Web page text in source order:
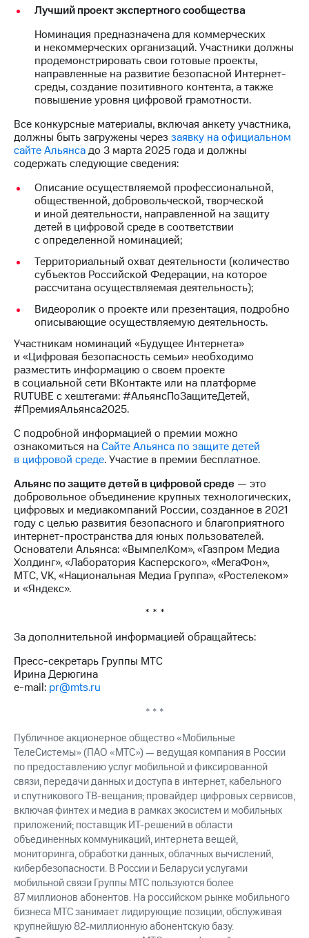
Лучший проект экспертного сообщества
Номинация предназначена для коммерческих
и некоммерческих организаций. Участники должны
продемонстрировать свои готовые проекты,
направленные на развитие безопасной Интернет-
среды, создание позитивного контента, а также
повышение уровня цифровой грамотности.
Все конкурсные материалы, включая анкету участника,
должны быть загружены через заявку на официальном
сайте Альянсадо 3 марта 2025 года и должны
содержать следующие сведения:
Описание осуществляемой профессиональной,
общественной, добровольческой, творческой
и иной деятельности, направленной на защиту
детей в цифровой среде в соответствии
с определенной номинацией;
Территориальный охват деятельности (количество
субъектов Российской Федерации, на которое
рассчитана осуществляемая деятельность);
Видеоролик о проекте или презентация, подробно
описывающие осуществляемую деятельность.
Участникам номинаций «Будущее Интернета»
и «Цифровая безопасность семьи» необходимо
разместить информацию о своем проекте
в социальной сети ВКонтакте или на платформе
RUTUBE с хештегами: #АльянсПоЗащитеДетей,
#ПремияАльянса2025.
С подробной информацией о премии можно
ознакомиться наСайте Альянса по защите детей
в цифровой среде. Участие в премии бесплатное.
Альянс по защите детей в цифровой среде — это
добровольное объединение крупных технологических,
цифровых и медиакомпаний России, созданное в 2021
году с целью развития безопасного и благоприятного
интернет-пространства для юных пользователей.
Основатели Альянса: «ВымпелКом», «Газпром Медиа
Холдинг», «Лаборатория Касперского», «МегаФон»,
МТС, VK, «Национальная Медиа Группа», «Ростелеком»
и «Яндекс».
* * *
За дополнительной информацией обращайтесь:
Пресс-секретарь Группы МТС
Ирина Дерюгина
e-mail: pr@mts.ru
* * *
Публичное акционерное общество «Мобильные
ТелеСистемы» (ПАО «МТС») — ведущая компания в России
по предоставлению услуг мобильной и фиксированной
связи, передачи данных и доступа в интернет, кабельного
и спутникового ТВ-вещания; провайдер цифровых сервисов,
включая финтех и медиа в рамках экосистем и мобильных
приложений; поставщик ИТ-решений в области
объединенных коммуникаций, интернета вещей,
мониторинга, обработки данных, облачных вычислений,
кибербезопасности. В России и Беларуси услугами
мобильной связи Группы МТС пользуются более
87 миллионов абонентов. На российском рынке мобильного
бизнеса МТС занимает лидирующие позиции, обслуживая
крупнейшую 82-миллионную абонентскую базу.